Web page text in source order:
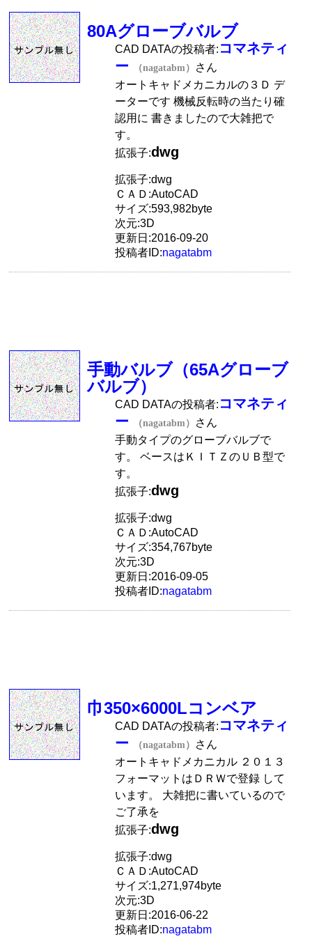
80Aグローブバルブ
CAD DATAの投稿者: コマネティ
ー
（nagatabm）
さん
オートキャドメカニカルの３Ｄ デ
ーターです 機械反転時の当たり確
認用に 書きましたので大雑把で
す。
拡張子:dwg
拡張子:dwg
ＣＡＤ:AutoCAD
サイズ:593,982byte
次元:3D
更新日:2016-09-20
投稿者ID:nagatabm
手動バルブ（65Aグローブ
バルブ）
CAD DATAの投稿者: コマネティ
ー
（nagatabm）
さん
手動タイプのグローブバルブで
す。 ベースはＫＩＴＺのＵＢ型で
す。
拡張子:dwg
拡張子:dwg
ＣＡＤ:AutoCAD
サイズ:354,767byte
次元:3D
更新日:2016-09-05
投稿者ID:nagatabm
巾350×6000Lコンベア
CAD DATAの投稿者: コマネティ
ー
（nagatabm）
さん
オートキャドメカニカル ２０１３
フォーマットはＤＲＷで登録 して
います。 大雑把に書いているので
ご了承を
拡張子:dwg
拡張子:dwg
ＣＡＤ:AutoCAD
サイズ:1,271,974byte
次元:3D
更新日:2016-06-22
投稿者ID:nagatabm